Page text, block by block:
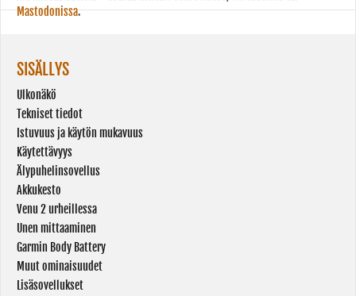
Mastodonissa.
SISÄLLYS
Ulkonäkö
Tekniset tiedot
Istuvuus ja käytön mukavuus
Käytettävyys
Älypuhelinsovellus
Akkukesto
Venu 2 urheillessa
Unen mittaaminen
Garmin Body Battery
Muut ominaisuudet
Lisäsovellukset